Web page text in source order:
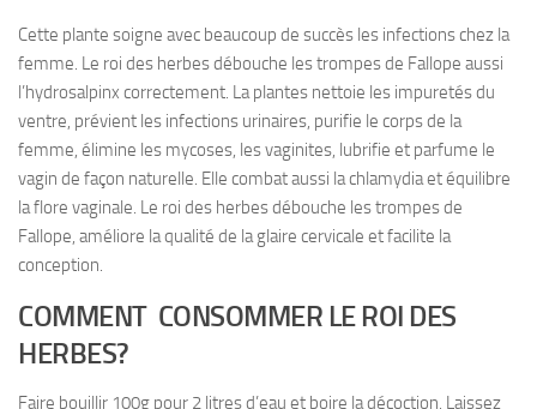
Cette plante soigne avec beaucoup de succès les infections chez la
femme. Le roi des herbes débouche les trompes de Fallope aussi
l’hydrosalpinx correctement. La plantes nettoie les impuretés du
ventre, prévient les infections urinaires, purifie le corps de la
femme, élimine les mycoses, les vaginites, lubrifie et parfume le
vagin de façon naturelle. Elle combat aussi la chlamydia et équilibre
la flore vaginale. Le roi des herbes débouche les trompes de
Fallope, améliore la qualité de la glaire cervicale et facilite la
conception.
COMMENT CONSOMMER LE ROI DES
HERBES?
Faire bouillir 100g pour 2 litres d’eau et boire la décoction. Laissez